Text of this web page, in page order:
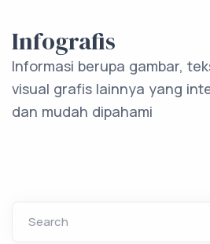
Infografis
Informasi berupa gambar,
visual grafis lainnya yang
dan mudah dipahami
Search